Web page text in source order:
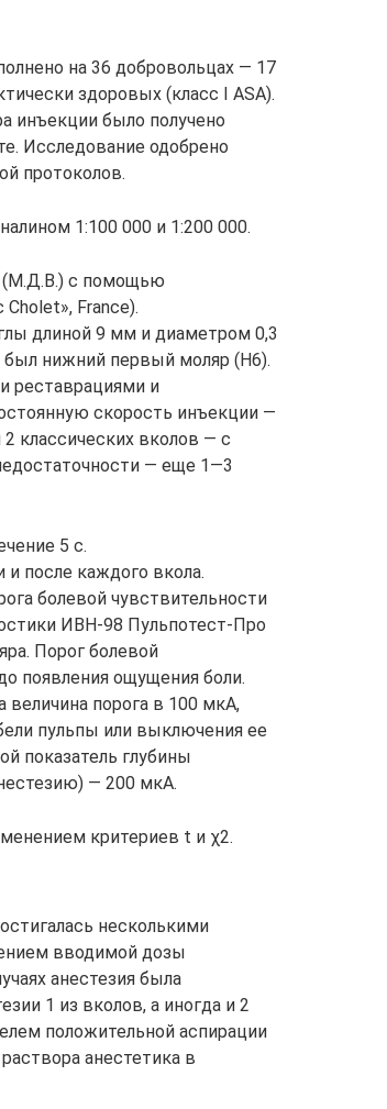
на 36 добровольцах — 17
здоровых (класс I ASA).
инъекции было получено
Исследование одобрено
протоколов.
1:100 000 и 1:200 000.
(М.Д.В.) с помощью
France).
длиной 9 мм и диаметром 0,3
был нижний первый моляр (Н6).
реставрациями и
скорость инъекции —
классических вколов — с
— еще 1—3
5 с.
после каждого вкола.
болевой чувствительности
ИВН-98 Пульпотест-Про
Порог болевой
появления ощущения боли.
величина порога в 100 мкА,
пульпы или выключения ее
показатель глубины
— 200 мкА.
критериев t и χ2.
несколькими
вводимой дозы
анестезия была
1 из вколов, а иногда и 2
положительной аспирации
анестетика в